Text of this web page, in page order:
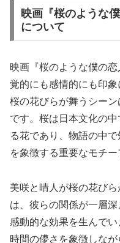
映画『桜のような
について
映画『桜のような僕の
覚的にも感情的にも印象
桜の花びらが舞うシー
です。桜は日本文化の
る花であり、物語の中
を象徴する重要なモチー
美咲と晴人が桜の花び
は、彼らの関係が一層
感動的な効果を生んで
時間の儚さを象徴しな